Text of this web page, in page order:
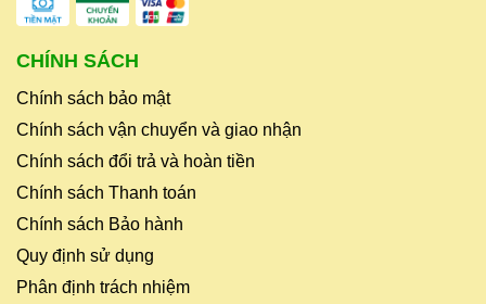
CHÍNH SÁCH
Chính sách bảo mật
Chính sách vận chuyển và giao nhận
Chính sách đổi trả và hoàn tiền
Chính sách Thanh toán
Chính sách Bảo hành
Quy định sử dụng
Phân định trách nhiệm